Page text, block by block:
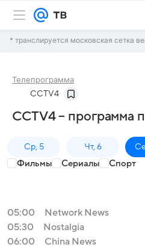
* транслируется московская сетка
Телепрограмма
CCTV4
CCTV4 – программа
Ср, 5 Чт, 6
Фильмы Сериалы Спорт
05:00
Network News
05:30
Nostalgia
06:00
China News